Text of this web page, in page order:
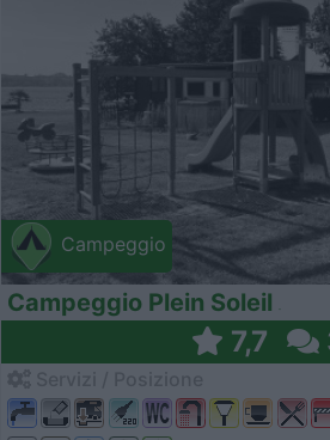
Campeggio
Campeggio Plein Soleil
7,7